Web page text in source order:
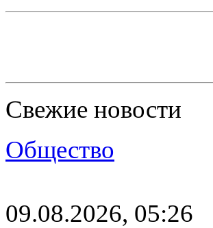
Свежие новости
Общество
09.08.2026, 05:26